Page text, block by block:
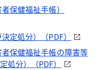
保健福祉手帳）
定処分）（PDF）
保健福祉手帳の障害等
処分）（PDF）